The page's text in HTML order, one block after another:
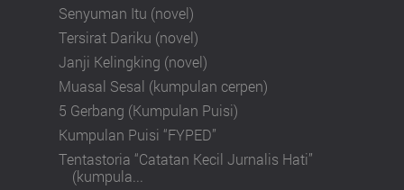
Senyuman Itu (novel)
Tersirat Dariku (novel)
Janji Kelingking (novel)
Muasal Sesal (kumpulan cerpen)
5 Gerbang (Kumpulan Puisi)
Kumpulan Puisi “FYPED”
Tentastoria “Catatan Kecil Jurnalis Hati”
(kumpula...